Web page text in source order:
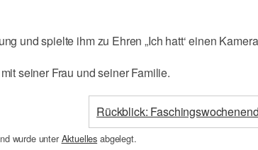
und spielte ihm zu Ehren „Ich hatt‘ einen
seiner Frau und seiner Familie.
Rückblick:
wurde unter Aktuelles abgelegt.